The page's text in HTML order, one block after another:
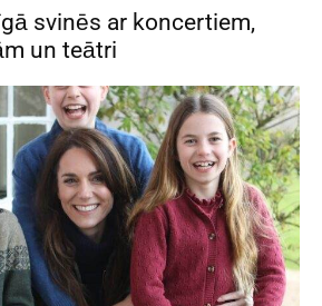
svinēs ar koncertiem,
un teātri